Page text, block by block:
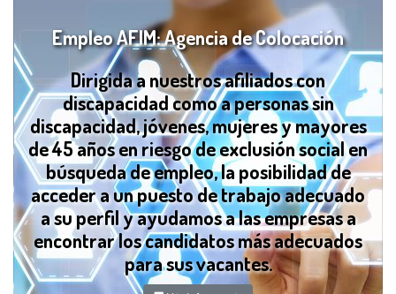
Empleo AFIM: Agencia de Colocación
Dirigida a nuestros afiliados con
discapacidad como a personas sin
discapacidad, jóvenes, mujeres y mayores
de 45 años en riesgo de exclusión social en
búsqueda de empleo, la posibilidad de
acceder a un puesto de trabajo adecuado
a su perfil y ayudamos a las empresas a
encontrar los candidatos más adecuados
para sus vacantes.